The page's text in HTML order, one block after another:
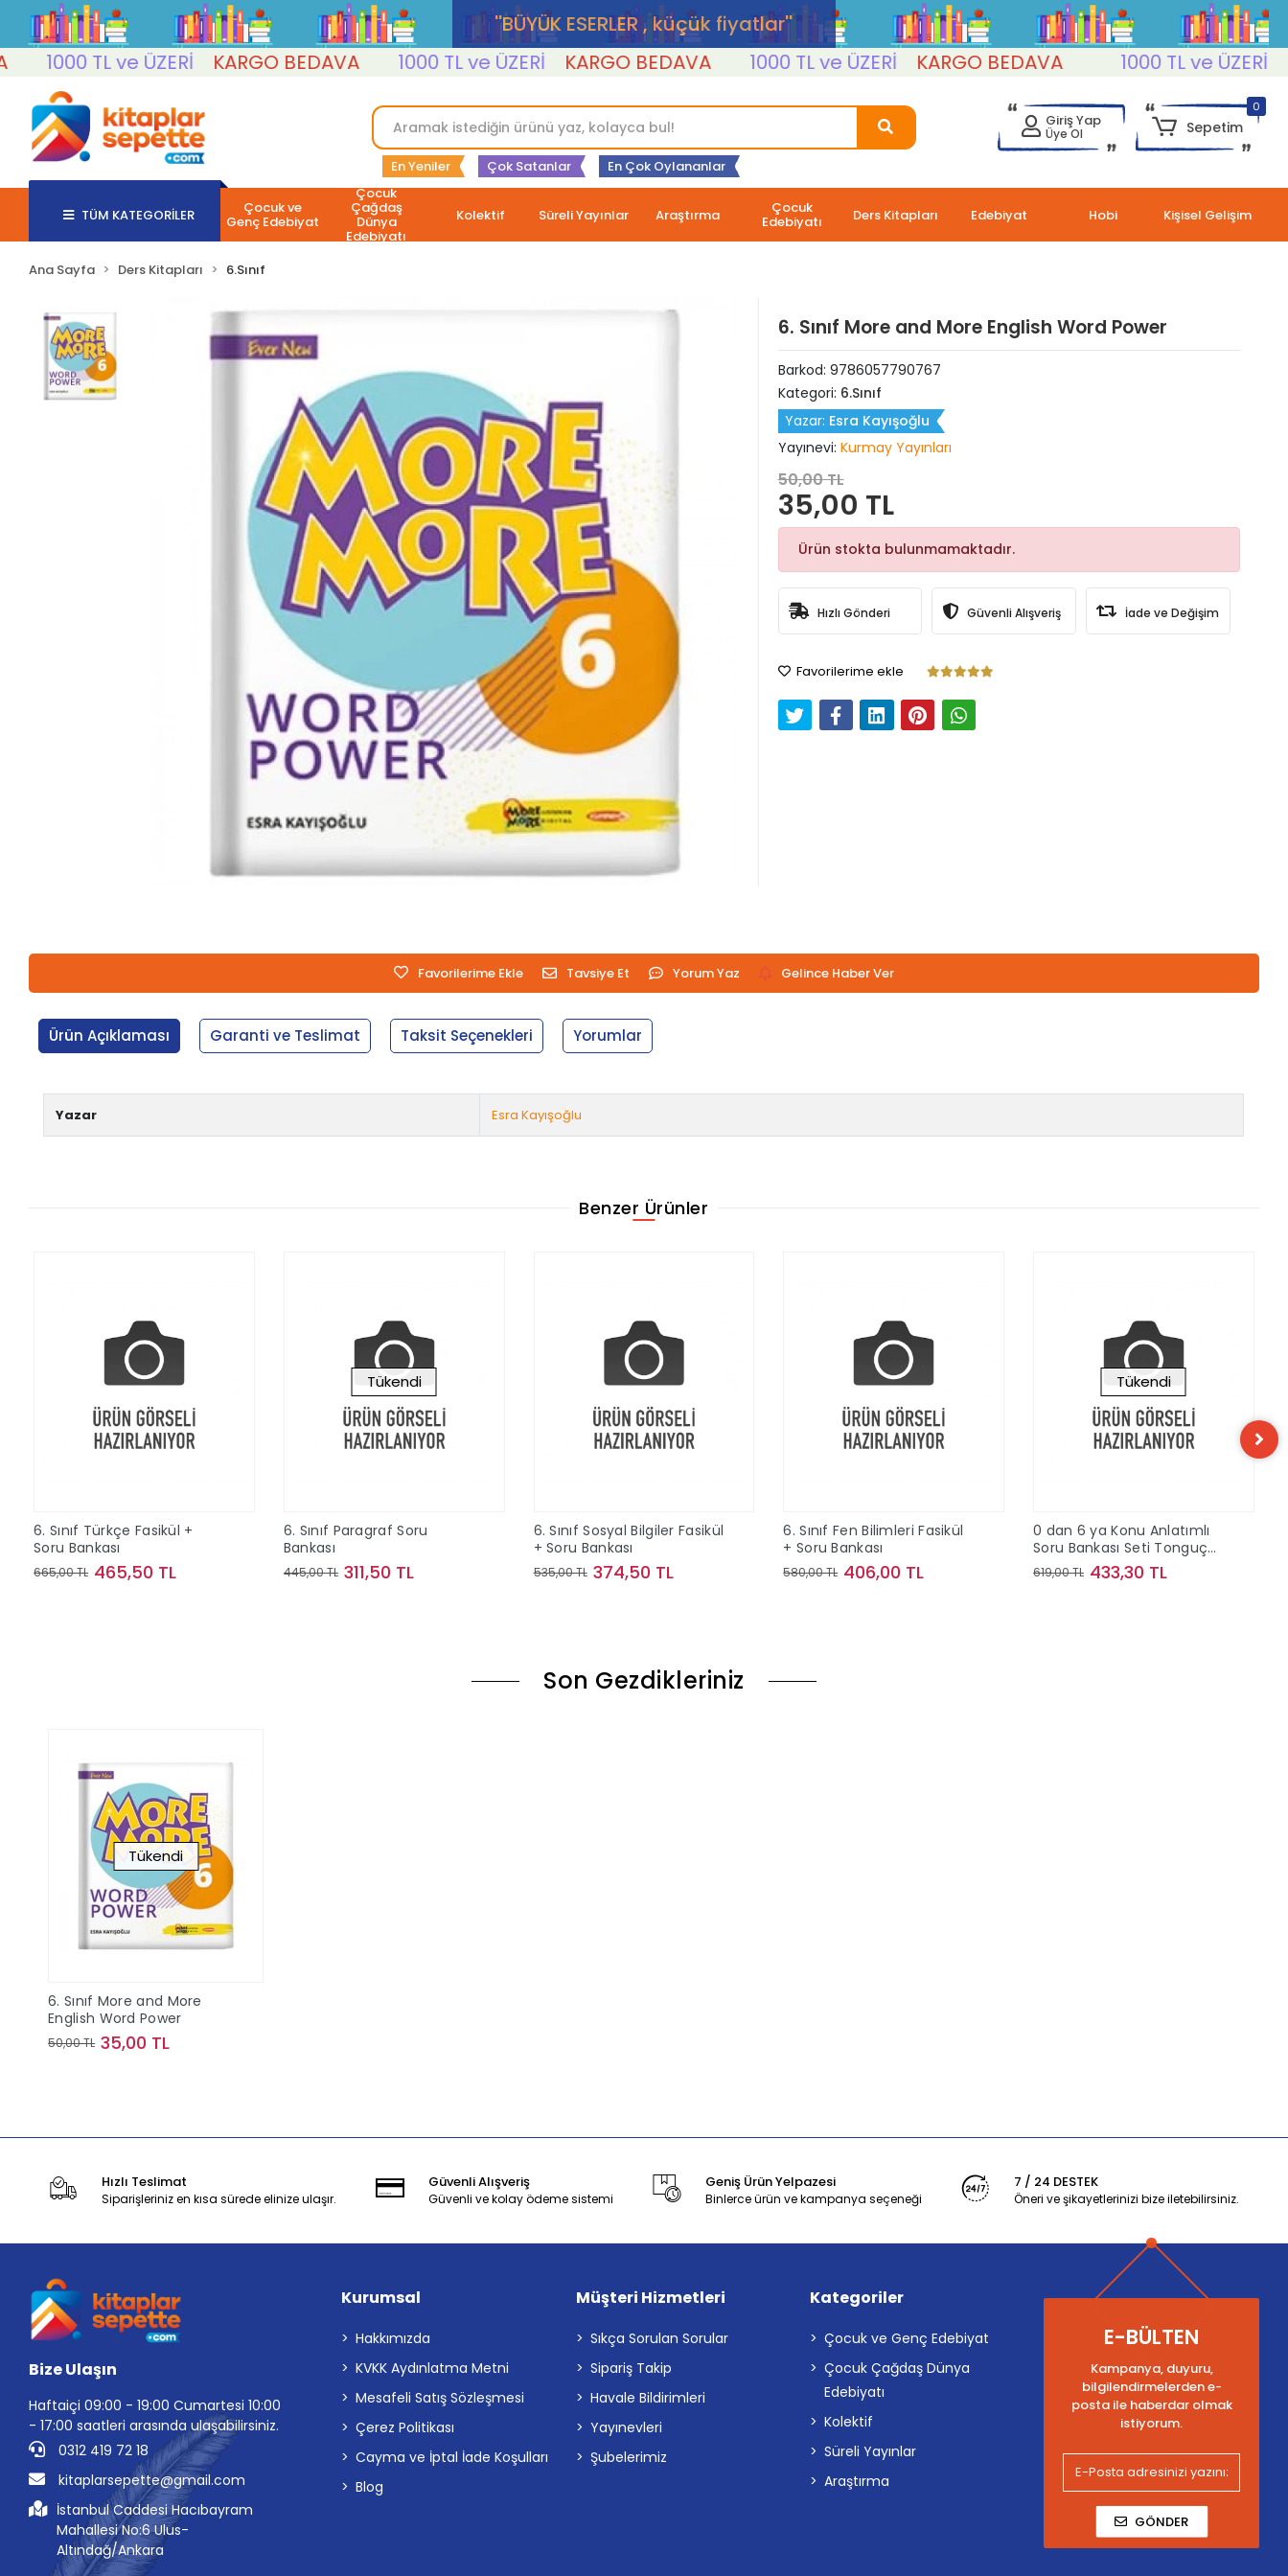
''BÜYÜK ESERLER , küçük fiyatlar''
1000 TL ve ÜZERİ
KARGO BEDAVA 1000 TL ve ÜZERİ KARGO BEDAVA 1000 TL ve ÜZERİ KARGO BEDAVA 1000 TL ve ÜZERİ
En Yeniler Çok Satanlar En Çok Oylananlar
Giriş Yap
Üye Ol
0
Sepetim
TÜM KATEGORİLER Çocuk ve
Genç Edebiyat
Çocuk
Çağdaş
Dünya
Edebiyatı
Kolektif Süreli Yayınlar Araştırma Çocuk
Edebiyatı Ders Kitapları Edebiyat Hobi Kişisel Gelişim
Ana Sayfa Ders Kitapları 6.Sınıf
6. Sınıf More and More English Word Power
Barkod: 9786057790767
Kategori: 6.Sınıf
Yazar: Esra Kayışoğlu
Yayınevi: Kurmay Yayınları
50,00 TL
35,00 TL
Ürün stokta bulunmamaktadır.
Hızlı Gönderi Güvenli Alışveriş İade ve Değişim
Favorilerime ekle
Favorilerime Ekle Tavsiye Et Yorum Yaz Gelince Haber Ver
Ürün Açıklaması Garanti ve Teslimat Taksit Seçenekleri Yorumlar
Yazar Esra Kayışoğlu
Benzer Ürünler
6. Sınıf Türkçe Fasikül +
Soru Bankası
665,00 TL 465,50 TL
Tükendi
6. Sınıf Paragraf Soru
Bankası
445,00 TL 311,50 TL
6. Sınıf Sosyal Bilgiler Fasikül
+ Soru Bankası
535,00 TL 374,50 TL
6. Sınıf Fen Bilimleri Fasikül
+ Soru Bankası
580,00 TL 406,00 TL
Tükendi
0 dan 6 ya Konu Anlatımlı
Soru Bankası Seti Tonguç
Akademi
619,00 TL 433,30 TL
Son Gezdikleriniz
Tükendi
6. Sınıf More and More
English Word Power
50,00 TL 35,00 TL
Hızlı Teslimat
Siparişleriniz en kısa sürede elinize ulaşır.
Güvenli Alışveriş
Güvenli ve kolay ödeme sistemi
Geniş Ürün Yelpazesi
Binlerce ürün ve kampanya seçeneği
7 / 24 DESTEK
Öneri ve şikayetlerinizi bize iletebilirsiniz.
Bize Ulaşın
Haftaiçi 09:00 - 19:00 Cumartesi 10:00
- 17:00 saatleri arasında ulaşabilirsiniz.
0312 419 72 18
kitaplarsepette@gmail.com
İstanbul Caddesi Hacıbayram
Mahallesi No:6 Ulus-
Altındağ/Ankara
Kurumsal
Hakkımızda
KVKK Aydınlatma Metni
Mesafeli Satış Sözleşmesi
Çerez Politikası
Cayma ve İptal İade Koşulları
Blog
Müşteri Hizmetleri
Sıkça Sorulan Sorular
Sipariş Takip
Havale Bildirimleri
Yayınevleri
Şubelerimiz
Kategoriler
Çocuk ve Genç Edebiyat
Çocuk Çağdaş Dünya
Edebiyatı
Kolektif
Süreli Yayınlar
Araştırma
E-BÜLTEN
Kampanya, duyuru,
bilgilendirmelerden e-
posta ile haberdar olmak
istiyorum.
GÖNDER